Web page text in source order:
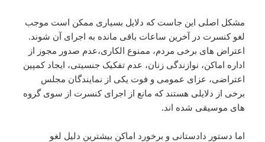
مشکل اصلی این جاست که دلایل بسیاری ممکن است موجب
لغو کنسرت در آخرین ساعات باقی مانده به اجرای آن شوند.
اعتراض های برخی مردم، ممنوع الکاری،عدم صدور مجوز از
اداره اماکن، نوازندگی زنان، عدم تفکیک جنسیتی، ایجاد کمپین
اعتراضی، عزای عمومی و فوت یکی از نمایندگان مجلس
برخی از دلایلی هستند که مانع از اجرای کنسرت از سوی گروه
های موسیقی شده اند.
اما دستور دادستانی و برخورد اماکن بیشترین دلیل لغو